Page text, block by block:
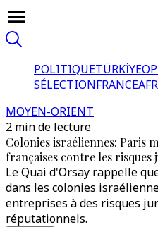
POLITIQUETÜRKİYE
SÉLECTIONFRANCE
MOYEN-ORIENT
2 min de lecture
Colonies israéliennes: Paris
françaises contre les risques
Le Quai d'Orsay rappelle
dans les colonies
entreprises à des risques
réputationnels.